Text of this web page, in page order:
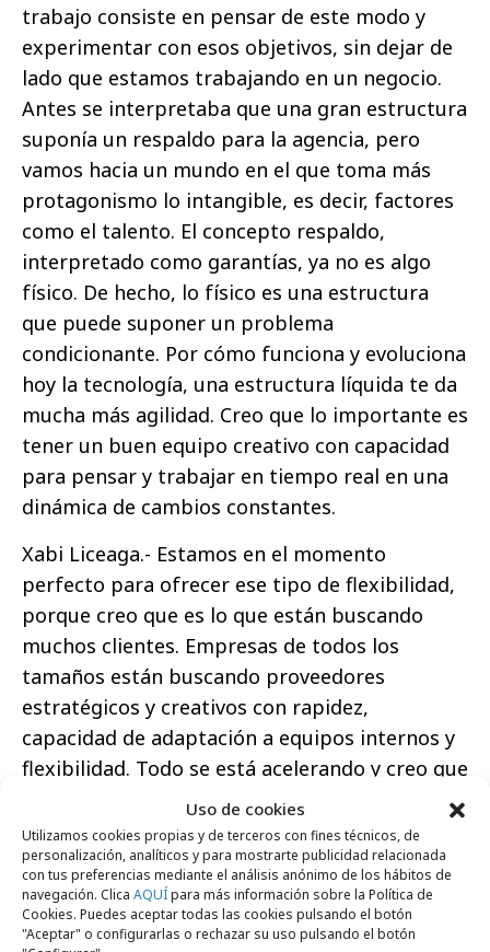
Uso de cookies
Utilizamos cookies propias y de terceros con fines técnicos, de
personalización, analíticos y para mostrarte publicidad relacionada
con tus preferencias mediante el análisis anónimo de los hábitos de
navegación. Clica AQUÍpara más información sobre la Política de
Cookies. Puedes aceptar todas las cookies pulsando el botón
"Aceptar" o configurarlas o rechazar su uso pulsando el botón
trabajo consiste en pensar de este modo y
experimentar con esos objetivos, sin dejar de
lado que estamos trabajando en un negocio.
Antes se interpretaba que una gran estructura
suponía un respaldo para la agencia, pero
vamos hacia un mundo en el que toma más
protagonismo lo intangible, es decir, factores
como el talento. El concepto respaldo,
interpretado como garantías, ya no es algo
físico. De hecho, lo físico es una estructura
que puede suponer un problema
condicionante. Por cómo funciona y evoluciona
hoy la tecnología, una estructura líquida te da
mucha más agilidad. Creo que lo importante es
tener un buen equipo creativo con capacidad
para pensar y trabajar en tiempo real en una
dinámica de cambios constantes.
Xabi Liceaga.- Estamos en el momento
perfecto para ofrecer ese tipo de flexibilidad,
porque creo que es lo que están buscando
muchos clientes. Empresas de todos los
tamaños están buscando proveedores
estratégicos y creativos con rapidez,
capacidad de adaptación a equipos internos y
flexibilidad. Todo se está acelerando y creo que
esa es una oportunidad para agencias
independientes como la nuestra. Son tiempos
para navegar en lanchas, no en el Titanic.
Walter Ioli.- Creo que en el caso de Cash
Converters hemos demostrado que podemos